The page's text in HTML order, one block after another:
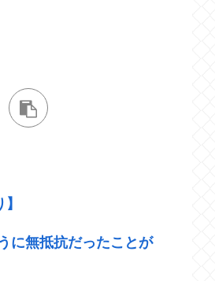
に無抵抗だったことが